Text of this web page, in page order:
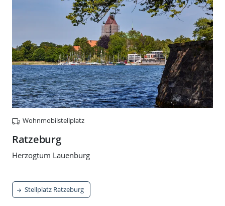
Wohnmobilstellplatz
Ratzeburg
Herzogtum Lauenburg
Stellplatz Ratzeburg